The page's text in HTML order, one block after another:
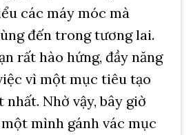
các máy móc mà
đến trong tương lai.
rất hào hứng, đầy năng
vì một mục tiêu tạo
Nhờ vậy, bây giờ
mình gánh vác mục